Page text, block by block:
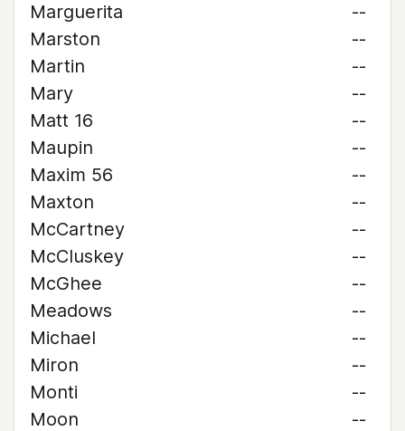
Marguerita
--
Marston
--
Martin
--
Mary
--
Matt 16
--
Maupin
--
Maxim 56
--
Maxton
--
McCartney
--
McCluskey
--
McGhee
--
Meadows
--
Michael
--
Miron
--
Monti
--
Moon
--